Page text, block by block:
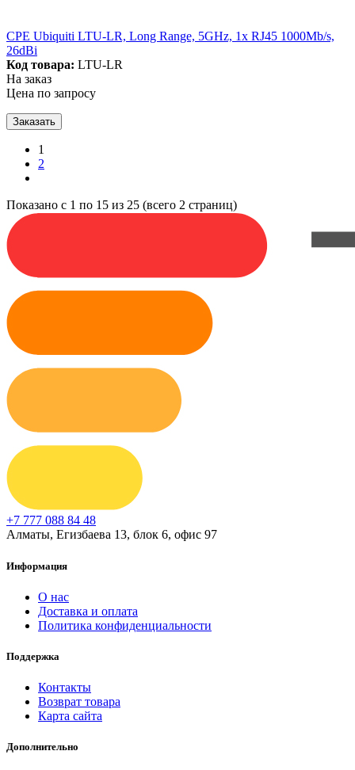
CPE Ubiquiti LTU-LR, Long Range, 5GHz, 1x RJ45 1000Mb/s,
26dBi
Код товара: LTU-LR
На заказ
Цена по запросу
Заказать
1
2
Показано с 1 по 15 из 25 (всего 2 страниц)
+7 777 088 84 48
Алматы, Егизбаева 13, блок 6, офис 97
Информация
О нас
Доставка и оплата
Политика конфиденциальности
Поддержка
Контакты
Возврат товара
Карта сайта
Дополнительно